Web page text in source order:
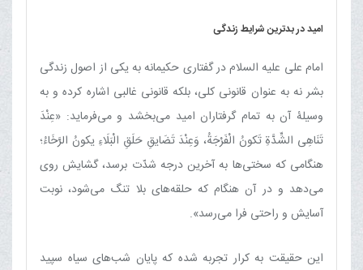
امید در بدترین شرایط زندگی
امام علی علیه السلام در گفتاری حکیمانه به یکی از اصول زندگی
بشر نه به عنوان قانونی کلی، بلکه قانونی غالبی اشاره کرده و به
‏وسیلۀ آن به تمام گرفتاران امید می‌بخشد و می‌فرماید: «عِنْدَ
تَنَاهِی الشِّدَّةِ تَکونُ الْفَرْجَةُ، وَعِنْدَ تَضَایقِ حَلَقِ الْبَلَاءِ یکونُ الرَّخَاءُ؛
هنگامی که سختی‌ها به آخرین درجه شدّت برسد، گشایش روی
می‌دهد و در آن هنگام که حلقه‌های بلا تنگ می‌شود، نوبت
آسایش و راحتی فرا می‌رسد».
این حقیقت به ‏کرار تجربه شده که پایان شب‌های سیاه سپید